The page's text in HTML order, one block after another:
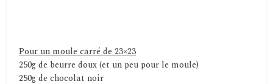
Pour un moule carré de 23×23
250g de beurre doux (et un peu pour le moule)
250g de chocolat noir